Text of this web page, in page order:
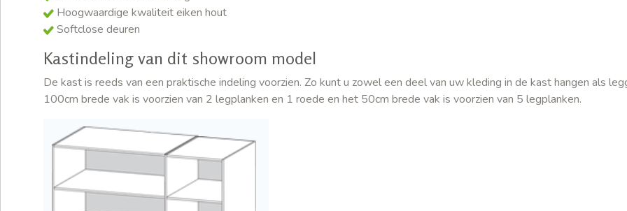
Hoogwaardige kwaliteit eiken hout
Softclose deuren
Kastindeling van dit showroom model
De kast is reeds van een praktische indeling voorzien. Zo kunt u zowel een deel van uw kleding in de kast hangen als
100cm brede vak is voorzien van 2 legplanken en 1 roede en het 50cm brede vak is voorzien van 5 legplanken.